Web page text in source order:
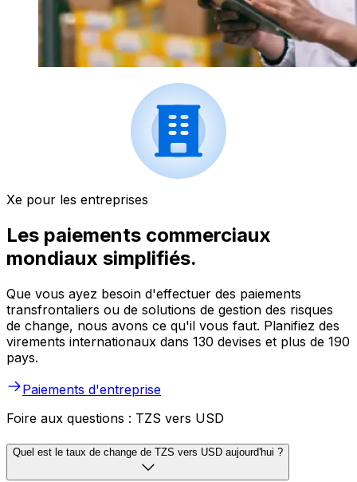
Xe pour les entreprises
Les paiements commerciaux
mondiaux simplifiés.
Que vous ayez besoin d'effectuer des paiements
transfrontaliers ou de solutions de gestion des risques
de change, nous avons ce qu'il vous faut. Planifiez des
virements internationaux dans 130 devises et plus de 190
pays.
Paiements d'entreprise
Foire aux questions : TZS vers USD
Quel est le taux de change de TZS vers USD aujourd'hui ?